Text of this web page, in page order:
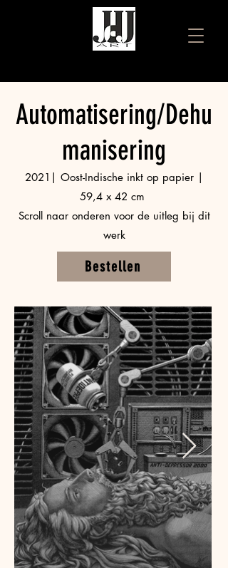
Automatisering/Dehu
manisering
2021| Oost-Indische inkt op papier |
59,4 x 42 cm
Scroll naar onderen voor de uitleg bij dit
werk
Bestellen